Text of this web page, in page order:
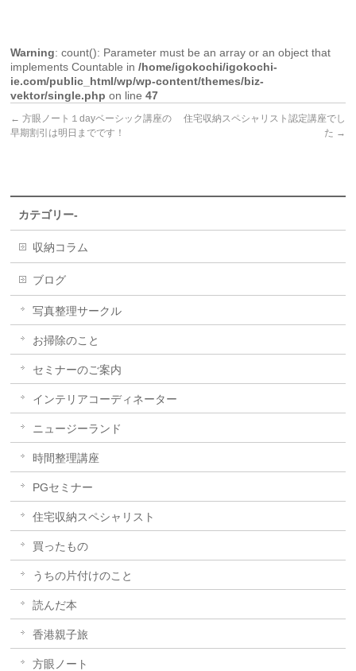
Warning: count(): Parameter must be an array or an object that
implements Countable in/home/igokochi/igokochi-
ie.com/public_html/wp/wp-content/themes/biz-
vektor/single.php on line47
← 方眼ノート１dayベーシック講座の
早期割引は明日までです！
住宅収納スペシャリスト認定講座でし
た →
カテゴリー-
収納コラム
ブログ
写真整理サークル
お掃除のこと
セミナーのご案内
インテリアコーディネーター
ニュージーランド
時間整理講座
PGセミナー
住宅収納スペシャリスト
買ったもの
うちの片付けのこと
読んだ本
香港親子旅
方眼ノート